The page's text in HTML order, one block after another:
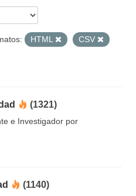
HTML
CSV
(1321)
e Investigador por
(1140)